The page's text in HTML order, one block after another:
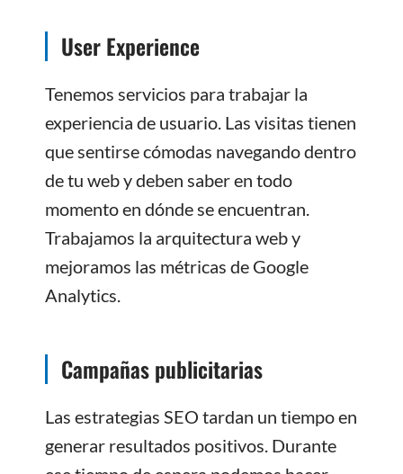
User Experience
Tenemos servicios para trabajar la
experiencia de usuario. Las visitas tienen
que sentirse cómodas navegando dentro
de tu web y deben saber en todo
momento en dónde se encuentran.
Trabajamos la arquitectura web y
mejoramos las métricas de Google
Analytics.
Campañas publicitarias
Las estrategias SEO tardan un tiempo en
generar resultados positivos. Durante